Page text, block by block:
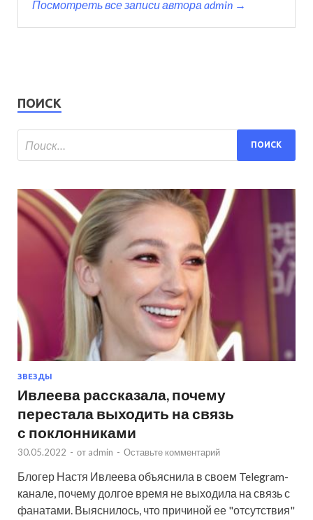
Посмотреть все записи автора admin →
ПОИСК
ЗВЕЗДЫ
Ивлеева рассказала, почему
перестала выходить на связь
с поклонниками
30.05.2022 - от admin - Оставьте комментарий
Блогер Настя Ивлеева объяснила в своем Telegram-
канале, почему долгое время не выходила на связь с
фанатами. Выяснилось, что причиной ее "отсутствия"